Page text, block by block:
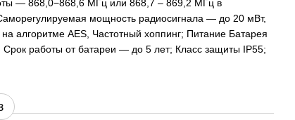
— 868,0−868,6 МГц или 868,7 – 869,2 МГц в
мощность радиосигнала — до 20 мВт,
алгоритме AES, Частотный хоппинг; Питание Батарея
работы от батареи — до 5 лет; Класс защиты IP55;